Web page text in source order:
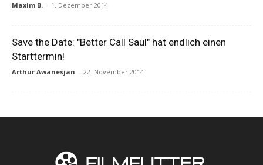
Maxim B. - 1. Dezember 2014
Save the Date: "Better Call Saul" hat endlich einen
Starttermin!
Arthur Awanesjan - 22. November 2014